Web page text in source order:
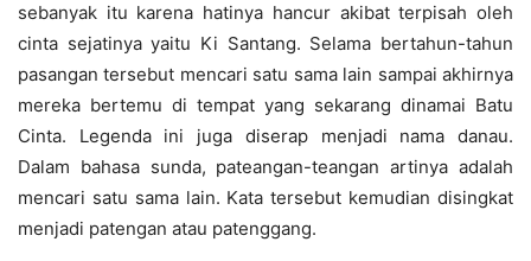
sebanyak itu karena hatinya hancur akibat terpisah oleh
cinta sejatinya yaitu Ki Santang. Selama bertahun-tahun
pasangan tersebut mencari satu sama lain sampai akhirnya
mereka bertemu di tempat yang sekarang dinamai Batu
Cinta. Legenda ini juga diserap menjadi nama danau.
Dalam bahasa sunda, pateangan-teangan artinya adalah
mencari satu sama lain. Kata tersebut kemudian disingkat
menjadi patengan atau patenggang.